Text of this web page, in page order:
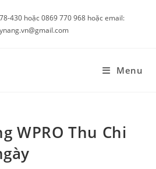
430 hoặc 0869 770 968 hoặc email:
Menu
WPRO Thu Chi